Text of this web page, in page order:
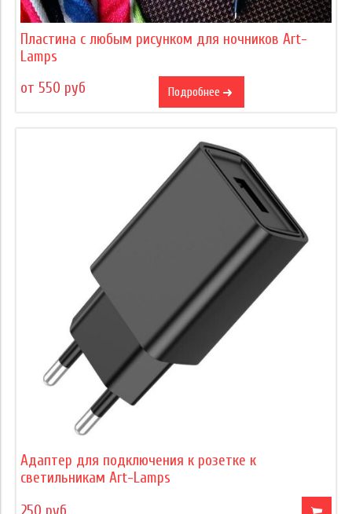
Пластина с любым рисунком для ночников Art-
Lamps
от 550 руб
Подробнее
Адаптер для подключения к розетке к
светильникам Art-Lamps